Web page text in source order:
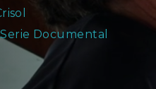
Serie Documental